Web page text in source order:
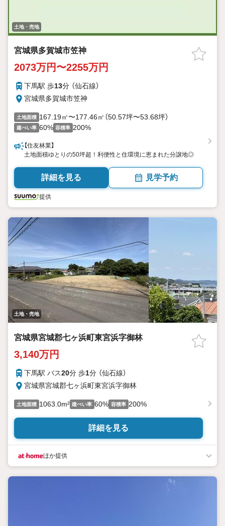
土地・売地
宮城県多賀城市笠神
2073万円〜2255万円
下馬駅 歩13分 （仙石線）
宮城県多賀城市笠神
土地面積 167.19㎡〜177.46㎡（50.57坪〜53.68坪）
建ぺい率 60% 容積率 200%
【住友林業】
土地面積ゆとりの50坪超！利便性と住環境に恵まれた分譲地◎
詳細を見る 見学予約
提供
土地・売地
宮城県宮城郡七ヶ浜町東宮浜字御林
3,140万円
下馬駅 バス20分 歩1分 （仙石線）
宮城県宮城郡七ヶ浜町東宮浜字御林
土地面積 1063.0m² 建ぺい率 60% 容積率 200%
詳細を見る
ほか提供